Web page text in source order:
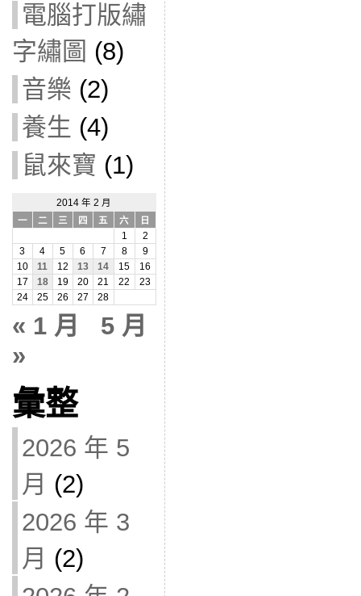
電腦打版繡
字繡圖 (8)
音樂 (2)
養生 (4)
鼠來寶 (1)
2014 年 2 月
一
二 三 四 五 六
日
1
2
3
4 5 6 7 8
9
10
11 12 13 14 15
16
17
18 19 20 21 22
23
24
25 26 27 28
« 1 月
5 月
»
彙整
2026 年 5
月 (2)
2026 年 3
月 (2)